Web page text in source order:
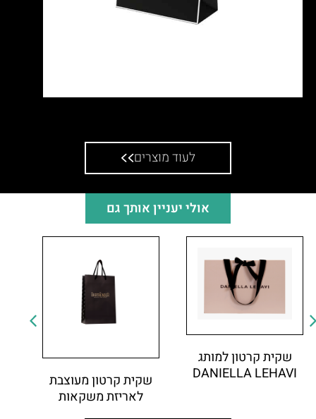
לעוד מוצרים
אולי יעניין אותך גם
שקית קרטון למותג
DANIELLA LEHAVI
שקית קרטון מעוצבת
לאריזת משקאות